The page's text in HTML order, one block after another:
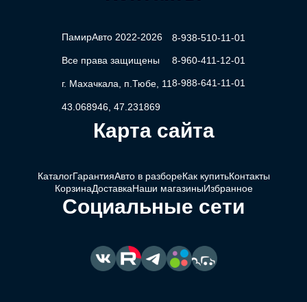
ПамирАвто 2022-2026
Все права защищены
г. Махачкала, п.Тюбе, 11
43.068946, 47.231869
8-938-510-11-01
8-960-411-12-01
8-988-641-11-01
Карта сайта
КаталогГарантияАвто в разбореКак купитьКонтакты
КорзинаДоставкаНаши магазиныИзбранное
Социальные сети